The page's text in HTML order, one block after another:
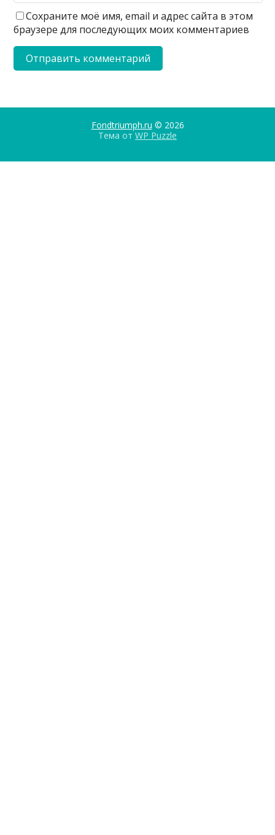
Сохраните моё имя, email и адрес сайта в этом
браузере для последующих моих комментариев
Fondtriumph.ru © 2026
Тема от WP Puzzle